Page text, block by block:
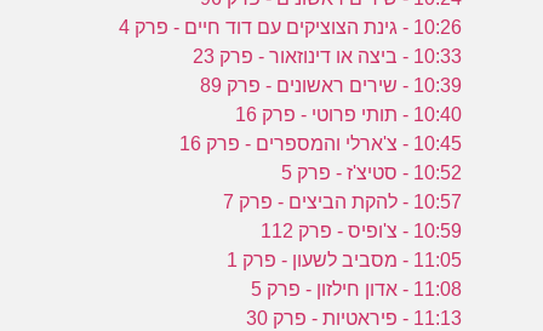
10:26 - גינת הצוציקים עם דוד חיים - פרק 4
10:33 - ביצה או דינוזאור - פרק 23
10:39 - שירים ראשונים - פרק 89
10:40 - תותי פרוטי - פרק 16
10:45 - צ'ארלי והמספרים - פרק 16
10:52 - סטיצ'ז - פרק 5
10:57 - להקת הביצים - פרק 7
10:59 - צ'ופיס - פרק 112
11:05 - מסביב לשעון - פרק 1
11:08 - אדון חילזון - פרק 5
11:13 - פיראטיות - פרק 30